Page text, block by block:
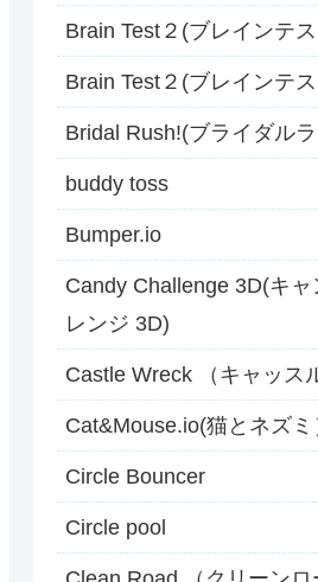
Brain Test２(ブレインテ
Brain Test２(ブレインテ
Bridal Rush!(ブライダル
buddy toss
Bumper.io
Candy Challenge 3D(キャ
レンジ 3D)
Castle Wreck （キャッス
Cat&Mouse.io(猫とネズミ
Circle Bouncer
Circle pool